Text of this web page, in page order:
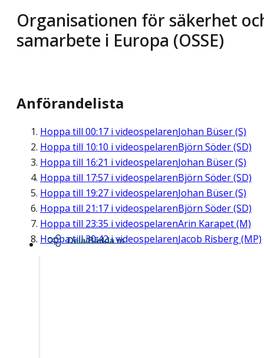
Organisationen för säkerhet
samarbete i Europa (OSSE)
Anförandelista
Hoppa till 00:17 i videospelarenJohan Büser (S)
Hoppa till 10:10 i videospelarenBjörn Söder (SD)
Hoppa till 16:21 i videospelarenJohan Büser (S)
Hoppa till 17:57 i videospelarenBjörn Söder (SD)
Hoppa till 19:27 i videospelarenJohan Büser (S)
Hoppa till 21:17 i videospelarenBjörn Söder (SD)
Hoppa till 23:35 i videospelarenArin Karapet (M)
Hoppa till30:42i videospelarenJacob Risberg (MP)
Dela/Bädda in